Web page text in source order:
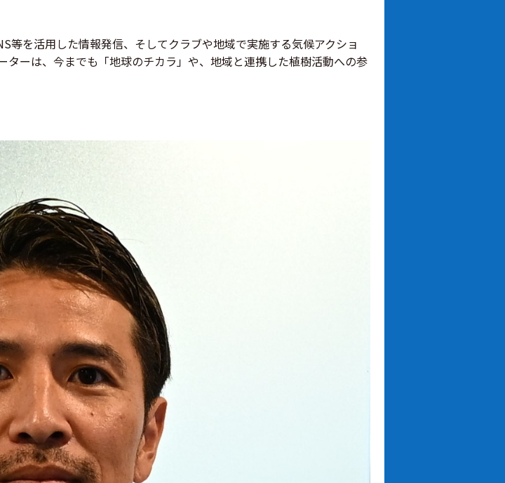
等を活用した情報発信、そしてクラブや地域で実施する気候アクショ
ターは、今までも「地球のチカラ」や、地域と連携した植樹活動への参